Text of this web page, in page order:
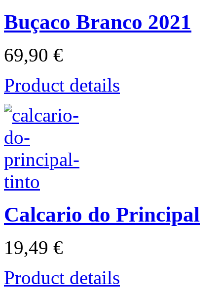
Buçaco Branco 2021
69,90 €
Product details
Calcario do Principal
19,49 €
Product details